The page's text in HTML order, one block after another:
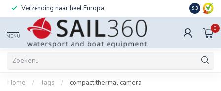
Verzending naar heel Europa Ook
9.3
MENU
0
Home / Tags / compact thermal camera